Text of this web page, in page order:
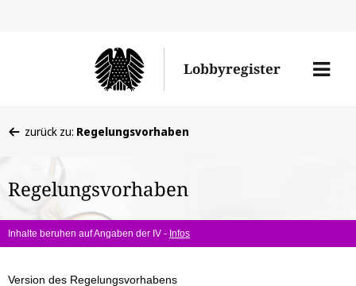
Lobbyregister
Menü
befinden
hier:
zurück zu: Regelungsvorhaben
Regelungsvorhaben
Inhalte beruhen auf Angaben der IV - Infos
Version des Regelungsvorhabens